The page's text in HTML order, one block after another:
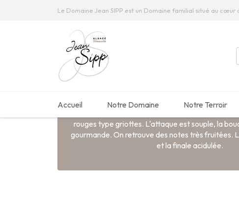
Le Domaine Jean SIPP est un Domaine familial situé au cœur
Accueil Notre Domaine Notre Terroir
Accueil
rouges type griottes. L'attaque est souple, la
gourmande. On retrouve des notes très fruitées.
et la finale acidulée.